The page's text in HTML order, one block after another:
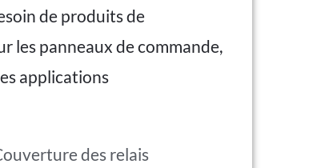
de produits de
les panneaux de commande,
applications
des relais